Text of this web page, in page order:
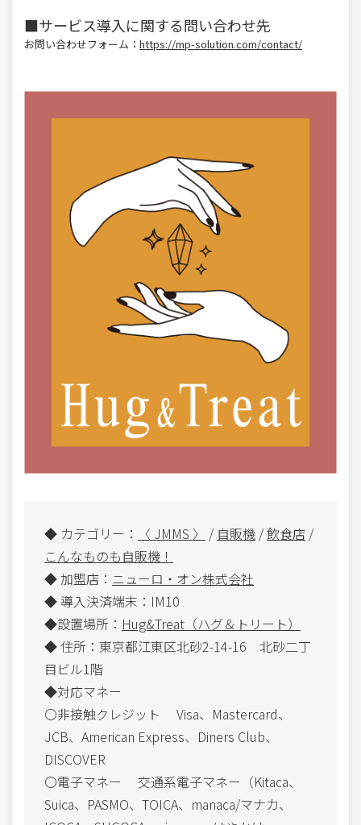
■サービス導入に関する問い合わせ先
お問い合わせフォーム： https://mp-solution.com/contact/
◆ カテゴリー： 〈 JMMS 〉 / 自販機 /飲食店 /
こんなものも自販機！
◆ 加盟店： ニューロ・オン株式会社
◆ 導入決済端末：IM10
◆設置場所： Hug&Treat（ハグ＆トリート）
◆ 住所：東京都江東区北砂2-14-16 北砂二丁
目ビル1階
◆対応マネー
〇非接触クレジット Visa、Mastercard、
JCB、American Express、Diners Club、
DISCOVER
〇電子マネー 交通系電子マネー（Kitaca、
Suica、PASMO、TOICA、manaca/マナカ、